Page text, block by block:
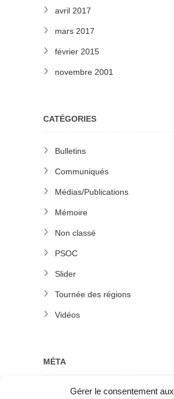
Gérer le consentement aux
avril 2017
mars 2017
février 2015
novembre 2001
CATÉGORIES
Bulletins
Communiqués
Médias/Publications
Mémoire
Non classé
PSOC
Slider
Tournée des régions
Vidéos
MÉTA
Connexion